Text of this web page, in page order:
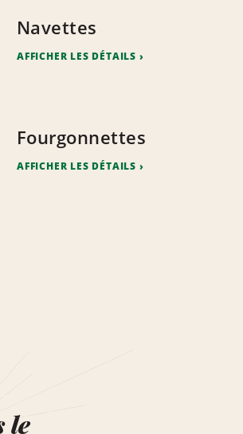
Navettes
AFFICHER LES DÉTAILS
Fourgonnettes
AFFICHER LES DÉTAILS
le